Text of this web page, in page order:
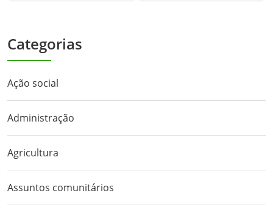
Categorias
Ação social
Administração
Agricultura
Assuntos comunitários